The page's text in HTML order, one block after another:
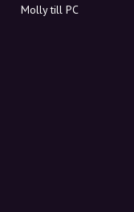
Molly till PC